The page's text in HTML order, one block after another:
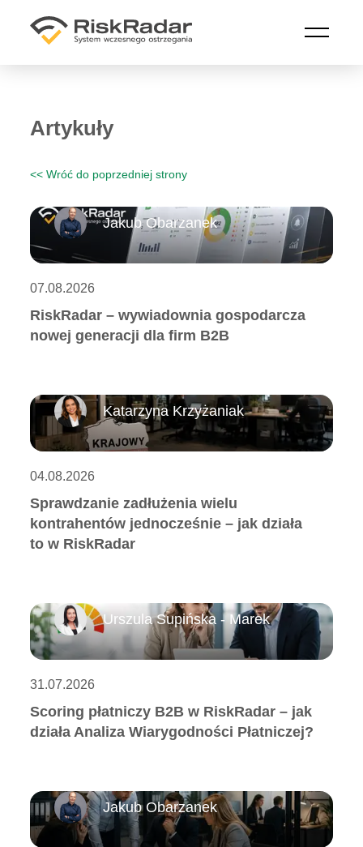
Przejdź do treści głównej
Artykuły
<< Wróć do poprzedniej strony
Jakub Obarzanek
07.08.2026
RiskRadar – wywiadownia gospodarcza
nowej generacji dla firm B2B
Katarzyna Krzyżaniak
04.08.2026
Sprawdzanie zadłużenia wielu
kontrahentów jednocześnie – jak działa
to w RiskRadar
Urszula Supińska - Marek
31.07.2026
Scoring płatniczy B2B w RiskRadar – jak
działa Analiza Wiarygodności Płatniczej?
Jakub Obarzanek